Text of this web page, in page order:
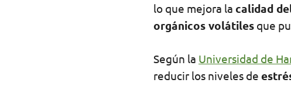
lo que mejora la calidad
orgánicos volátiles que
Según la Universidad de
reducir los niveles de